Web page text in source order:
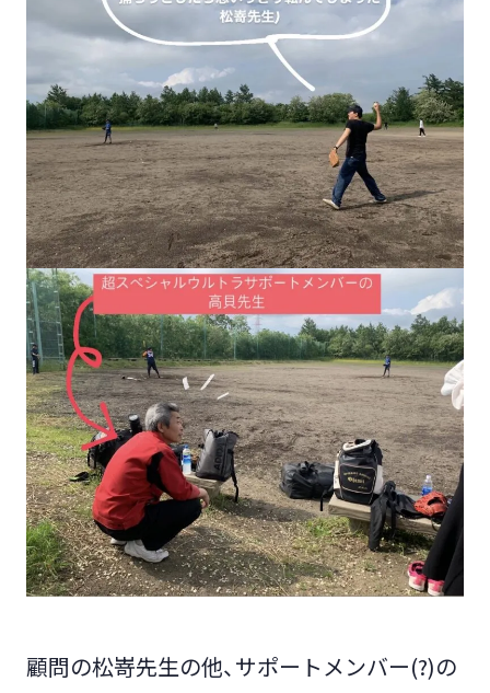
顧問の松嵜先生の他、サポートメンバー(?)の